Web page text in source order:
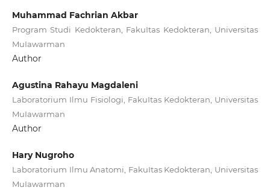
Muhammad Fachrian Akbar
Program Studi Kedokteran, FakuItas Kedokteran, Universitas
MuIawarman
Author
Agustina Rahayu Magdaleni
Laboratorium Ilmu Fisiologi, FakuItas Kedokteran, Universitas
MuIawarman
Author
Hary Nugroho
Laboratorium Ilmu Anatomi, FakuItas Kedokteran, Universitas
MuIawarman